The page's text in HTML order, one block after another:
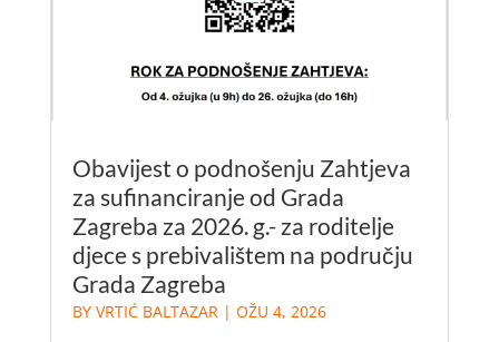
Obavijest o podnošenju Zahtjeva
za sufinanciranje od Grada
Zagreba za 2026. g.- za roditelje
djece s prebivalištem na području
Grada Zagreba
BY VRTIĆ BALTAZAR| OŽU 4, 2026